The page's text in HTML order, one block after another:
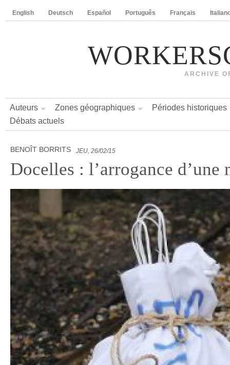
English Deutsch Español Português Français
ARCHIVE
Auteurs Zones géographiques
Périodes historiques
Débats actuels
BENOÎT BORRITS JEU, 26/02/15
Docelles : l’arrogance